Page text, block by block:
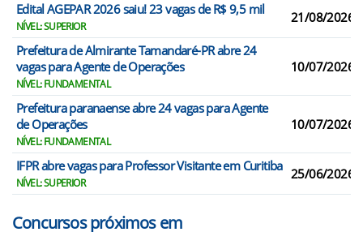
Edital AGEPAR 2026 saiu! 23 vagas de R$ 9,5 mil
NÍVEL: SUPERIOR
21/08/2026
Prefeitura de Almirante Tamandaré-PR abre 24
vagas para Agente de Operações
NÍVEL: FUNDAMENTAL
10/07/2026
Prefeitura paranaense abre 24 vagas para Agente
de Operações
NÍVEL: FUNDAMENTAL
10/07/2026
IFPR abre vagas para Professor Visitante em Curitiba
NÍVEL: SUPERIOR
25/06/2026
Concursos próximos em